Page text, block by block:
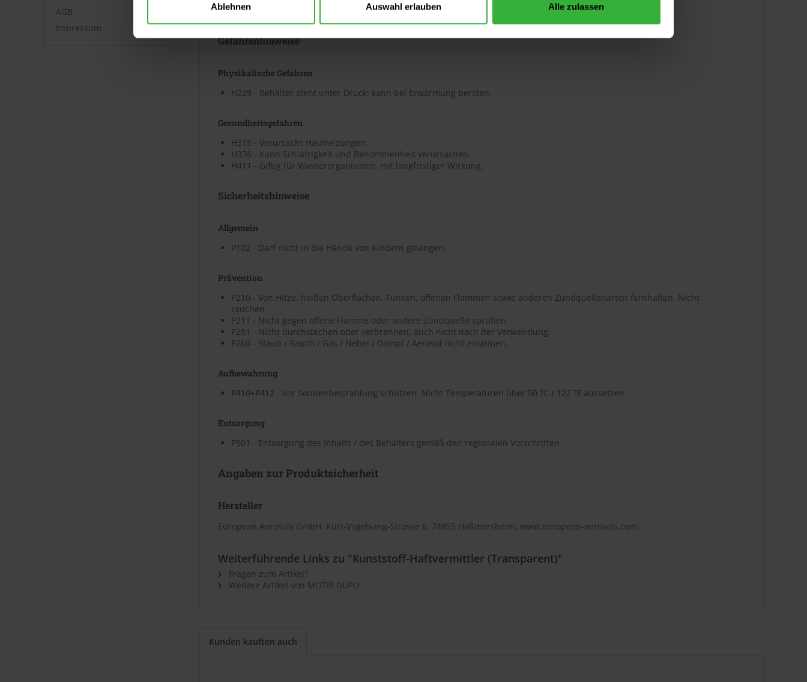
Ablehnen Auswahl erlauben Alle zulassen
AGB
Impressum
Gefahr
Gefahrenhinweise
Physikalische Gefahren
H229 - Behälter steht unter Druck: kann bei Erwärmung bersten.
Gesundheitsgefahren
H315 - Verursacht Hautreizungen.
H336 - Kann Schläfrigkeit und Benommenheit verursachen.
H411 - Giftig für Wasserorganismen, mit langfristiger Wirkung.
Sicherheitshinweise
Allgemein
P102 - Darf nicht in die Hände von Kindern gelangen.
Prävention
P210 - Von Hitze, heißen Oberflächen, Funken, offenen Flammen sowie anderen Zündquellenarten fernhalten. Nicht
rauchen.
P211 - Nicht gegen offene Flamme oder andere Zündquelle sprühen.
P251 - Nicht durchstechen oder verbrennen, auch nicht nach der Verwendung.
P260 - Staub / Rauch / Gas / Nebel / Dampf / Aerosol nicht einatmen.
Aufbewahrung
P410+P412 - Vor Sonnenbestrahlung schützen. Nicht Temperaturen über 50 ?C / 122 ?F aussetzen.
Entsorgung
P501 - Entsorgung des Inhalts / des Behälters gemäß den regionalen Vorschriften.
Angaben zur Produktsicherheit
Hersteller
European Aerosols GmbH, Kurt-Vogelsang-Strasse 6, 74855 Haßmersheim, www.european-aerosols.com
Weiterführende Links zu "Kunststoff-Haftvermittler (Transparent)"
Fragen zum Artikel?
Weitere Artikel von MOTIP DUPLI
Kunden kauften auch